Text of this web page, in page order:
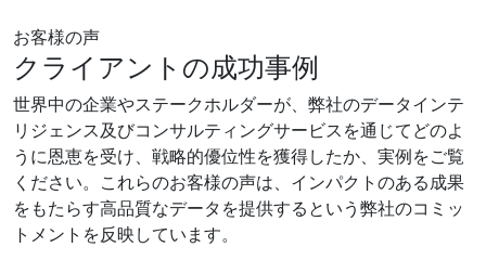
お客様の声
クライアントの成功事例
世界中の企業やステークホルダーが、弊社のデータインテ
リジェンス及びコンサルティングサービスを通じてどのよ
うに恩恵を受け、戦略的優位性を獲得したか、実例をご覧
ください。これらのお客様の声は、インパクトのある成果
をもたらす高品質なデータを提供するという弊社のコミッ
トメントを反映しています。